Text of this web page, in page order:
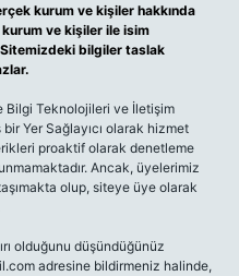
kurum ve kişiler hakkında
kurum ve kişiler ile isim
bilgiler taslak
Bilgi Teknolojileri ve İletişim
Yer Sağlayıcı olarak hizmet
proaktif olarak denetleme
Ancak, üyelerimiz
olup, siteye üye olarak
olduğunu düşündüğünüz
adresine bildirmeniz halinde,